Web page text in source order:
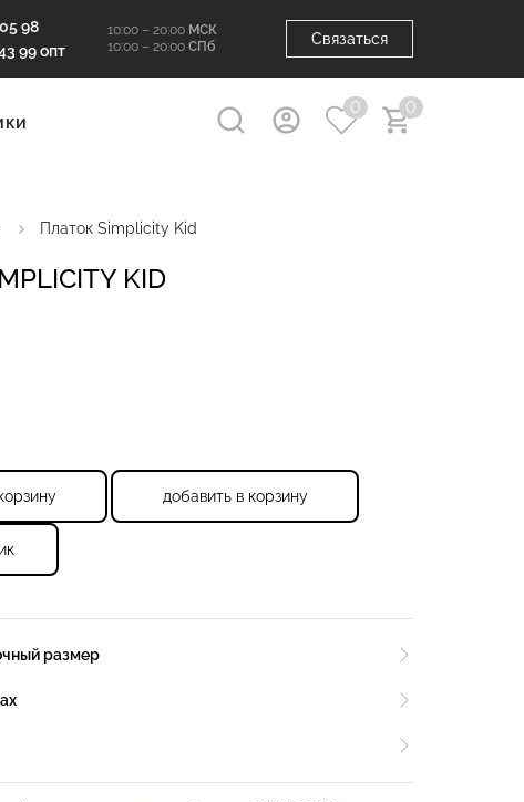
98
99 опт
10:00 – 20:00 МСК
10:00 – 20:00 СПб Связаться
0 0
Платок Simplicity Kid
KID
добавить в корзину
размер